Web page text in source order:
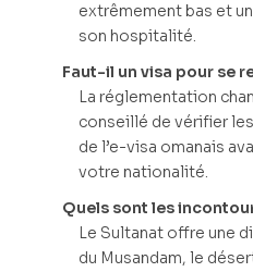
extrêmement bas et
son hospitalité.
Faut-il un visa pour se
La réglementation
conseillé de vérifier
de l’e-visa omanais
votre nationalité.
Quels sont les
Le Sultanat offre une
du Musandam, le